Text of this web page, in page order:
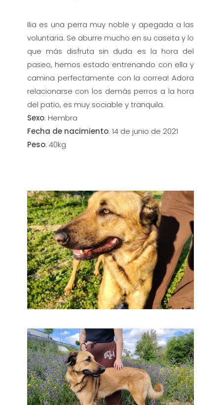
Ilia es una perra muy noble y apegada a las
voluntaria. Se aburre mucho en su caseta y lo
que más disfruta sin duda es la hora del
paseo, hemos estado entrenando con ella y
camina perfectamente con la correa! Adora
relacionarse con los demás perros a la hora
del patio, es muy sociable y tranquila.
Sexo: Hembra
Fecha de nacimiento: 14 de junio de 2021
Peso: 40kg